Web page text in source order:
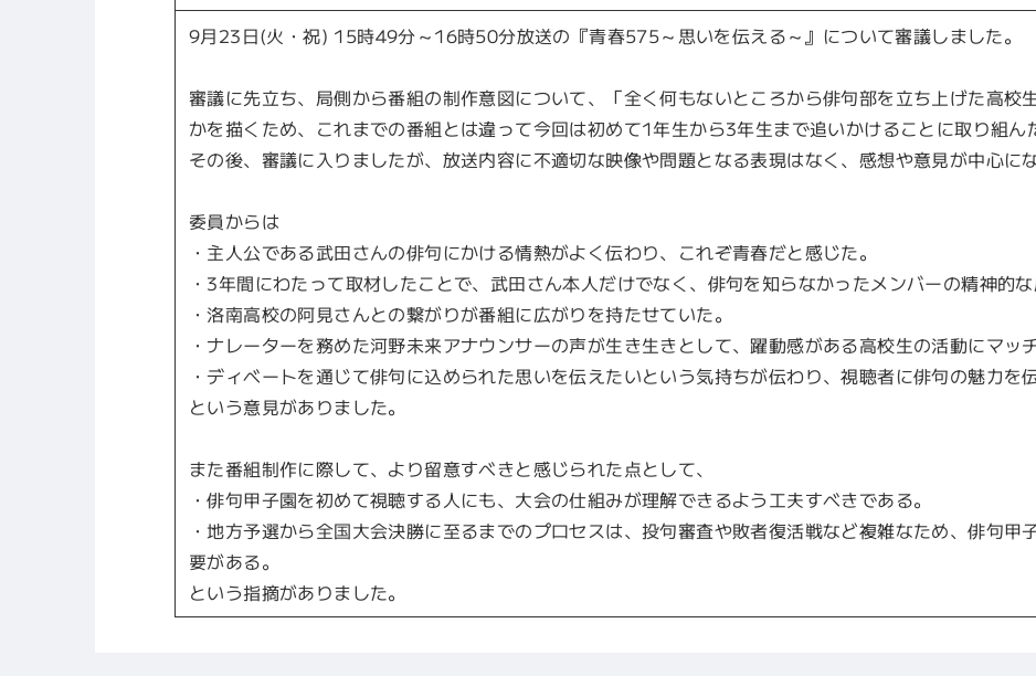
9月23日(火・祝) 15時49分～16時50分放送の『青春575～思いを伝える～』について審議しました。
審議に先立ち、局側から番組の制作意図について、「全く何もないところから俳句部を立ち上げた高校
かを描くため、これまでの番組とは違って今回は初めて1年生から3年生まで追いかけることに取り組ん
その後、審議に入りましたが、放送内容に不適切な映像や問題となる表現はなく、感想や意見が中心にな
委員からは
・主人公である武田さんの俳句にかける情熱がよく伝わり、これぞ青春だと感じた。
・3年間にわたって取材したことで、武田さん本人だけでなく、俳句を知らなかったメンバーの精神的な
・洛南高校の阿見さんとの繋がりが番組に広がりを持たせていた。
・ナレーターを務めた河野未来アナウンサーの声が生き生きとして、躍動感がある高校生の活動にマッ
・ディベートを通じて俳句に込められた思いを伝えたいという気持ちが伝わり、視聴者に俳句の魅力を
という意見がありました。
また番組制作に際して、より留意すべきと感じられた点として、
・俳句甲子園を初めて視聴する人にも、大会の仕組みが理解できるよう工夫すべきである。
・地方予選から全国大会決勝に至るまでのプロセスは、投句審査や敗者復活戦など複雑なため、俳句
要がある。
という指摘がありました。